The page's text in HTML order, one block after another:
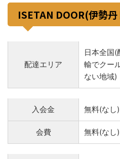
ISETAN DOOR(伊勢丹
配達エリア
日本全国(
輸でクー
ない地域)
入会金 無料(なし)
会費 無料(なし)